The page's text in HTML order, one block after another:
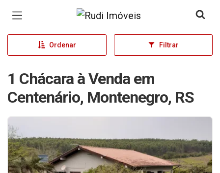
Página inicial
Ordenar Filtrar
1 Chácara à Venda em
Centenário, Montenegro, RS